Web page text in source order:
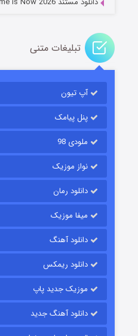
باب
قسمت۶ (زیرنویس)
قسمت۱۵ (دوبله)
تبلیغات متنی
آپ تیون
پنل پیامک
ملودی 98
نواز موزیک
دانلود رمان
میفا موزیک
دانلود آهنگ
دانلود ریمکس
موزیک جدید پاپ
دانلود آهنگ جدید